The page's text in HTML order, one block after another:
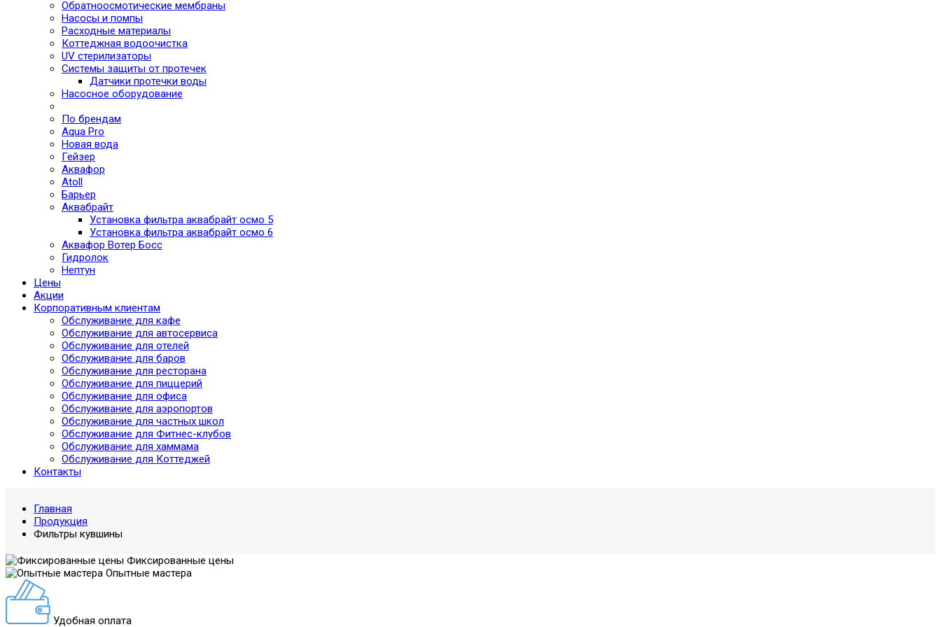
Обратноосмотические мембраны
Насосы и помпы
Расходные материалы
Коттеджная водоочистка
UV стерилизаторы
Системы защиты от протечек
Датчики протечки воды
Насосное оборудование
По брендам
Aqua Pro
Новая вода
Гейзер
Аквафор
Atoll
Барьер
Аквабрайт
Установка фильтра аквабрайт осмо 5
Установка фильтра аквабрайт осмо 6
Аквафор Вотер Босс
Гидролок
Нептун
Цены
Акции
Корпоративным клиентам
Обслуживание для кафе
Обслуживание для автосервиса
Обслуживание для отелей
Обслуживание для баров
Обслуживание для ресторана
Обслуживание для пиццерий
Обслуживание для офиса
Обслуживание для аэропортов
Обслуживание для частных школ
Обслуживание для Фитнес-клубов
Обслуживание для хаммама
Обслуживание для Коттеджей
Контакты
Главная
Продукция
Фильтры кувшины
Фиксированные цены
Опытные мастера
Удобная оплата